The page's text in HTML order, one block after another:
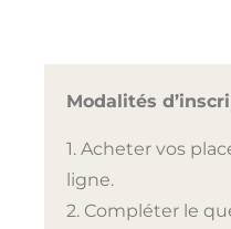
Modalités
1. Acheter vos
ligne.
2. Compléter le